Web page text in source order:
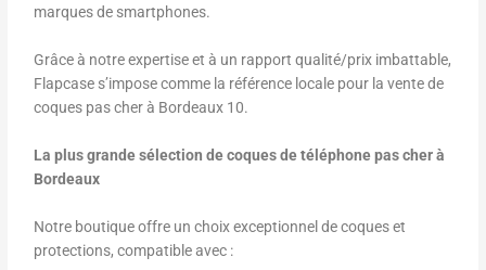
marques de smartphones.
Grâce à notre expertise et à un rapport qualité/prix imbattable,
Flapcase s’impose comme la référence locale pour la vente de
coques pas cher à Bordeaux 10.
La plus grande sélection de coques de téléphone pas cher à
Bordeaux
Notre boutique offre un choix exceptionnel de coques et
protections, compatible avec :